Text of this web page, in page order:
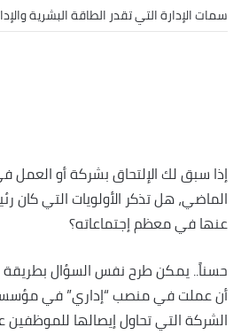
سمات الإدارة التي تقدر الطاقة البشرية
إذا سبق لك الإلتحاق بشركة أو
الماضي، هل تذكر الأولويات التي
عنها في معظم إجتماعاته؟
حسناً.. يمكن طرح نفس السؤال
أن عملت في منصب “إداري” في مؤسسة
الشركة التي تحاول إيصالها